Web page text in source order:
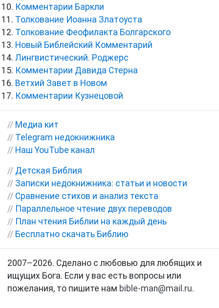
Комментарии Баркли
Толкование Иоанна Златоуста
Толкование Феофилакта Болгарского
Новый Библейский Комментарий
Лингвистический. Роджерс
Комментарии Давида Стерна
Ветхий Завет в Новом
Комментарии Кузнецовой
// Медиа кит
// Telegram недокнижника
// Наш YouTube канал
// Детская Библия
// Записки недокнижника: статьи и новости
// Сравнение стихов и анализ текста
// Параллельное чтение двух переводов
// План чтения Библии на каждый день
// Бесплатно скачать Библию
2007–2026. Сделано с любовью для любящих и
ищущих Бога. Если у вас есть вопросы или
пожелания, то пишите нам bible-man@mail.ru.